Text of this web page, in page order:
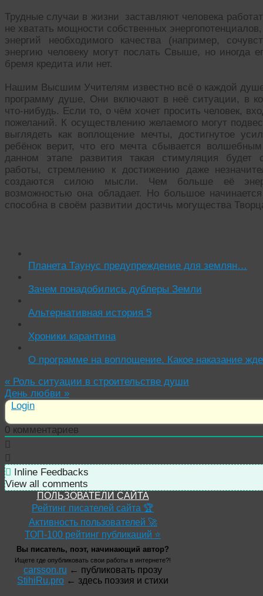
Трудные случаи в жизни заставляют человека
не хватать мощности собственных
энергий необходимого качества (например,
энергию человеку могут послать Свыше, но иногда
бремя кредита или нет.
Нашим Высшим Учителям известно всё о каждой
программу душе, Они включают в неё ситуации, в
что-нибудь. Если то, о чём хочет просить человек,
пожеланий. К осуществлению желаемого могут
выглядеть как воплощение мечты, достигнутое
ребёнок верит, что его мечта сбывается
данном этапе развития такая стимуляция будет
работы, стремлению к достижению даже
создаются силою мысли. Чем больше её
возможностью она обладает. Но большое
способна в своём развитии достичь могущества
Планета Таунус предупреждение для землян…
Зачем понадобились дублеры Земли
Альтернативная история 5
Хроники карантина
О программе на воплощение. Какое наказание
« Роль ситуации в строительстве души
День любви »
Login
0 комментариев
Inline Feedbacks
View all comments
ПОЛЬЗОВАТЕЛИ САЙТА
Рейтинг писателей сайта 🏆
Активность пользователей 🚀
ТОП-100 рейтинг публикаций ⭐
Вы писатель, поэт, начинающий автор?
Ищете где опубликовать свои работы в интернете?!
carsson.ru ← публиковать прозу
StihiRu.pro ← здесь поэзия и стихи